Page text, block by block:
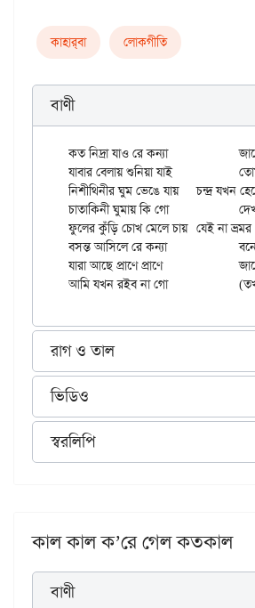
কাহার্‌বা লোকগীতি
বাণী
কত নিদ্রা যাও রে কন্যা		জাগো একটু খানি
যাবার বেলায় শুনিয়া যাই		তোমার মুখের বাণী।।
নিশীথিনীর ঘুম ভেঙে যায়	চন্দ্র যখন হেসে তাকায় গো
চাতাকিনী ঘুমায় কি গো		দেখলে মেঘের পানি।।
ফুলের কুঁড়ি চোখ মেলে চায়	যেই না ভ্রমর বোলে (রে কন্যা)
বসন্ত আসিলে রে কন্যা		বনের লতা দোলে (রে কন্যা)
যারা আছে প্রাণে প্রাণে		জাগে তারা ঘুম না জানে
রাগ ও তাল
ভিডিও
স্বরলিপি
কাল কাল ক’রে গেল কতকাল
বাণী